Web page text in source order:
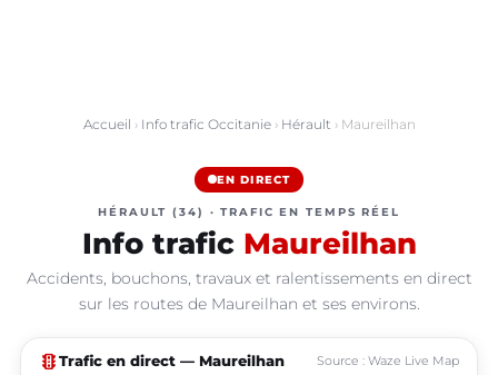
Accueil › Info trafic Occitanie› Hérault › Maureilhan
EN DIRECT
HÉRAULT (34) · TRAFIC EN TEMPS RÉEL
Info trafic Maureilhan
Accidents, bouchons, travaux et ralentissements en direct
sur les routes de Maureilhan et ses environs.
traffic Trafic en direct — Maureilhan Source : Waze Live Map